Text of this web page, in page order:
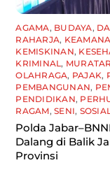
AGAMA, BUDAYA,
RAHARJA,
KEMISKINAN,
KRIMINAL,
OLAHRAGA, PAJAK,
PEMBANGUNAN,
PENDIDIKAN,
RAGAM,SENI,
Polda
Dalang di Balik
Provinsi